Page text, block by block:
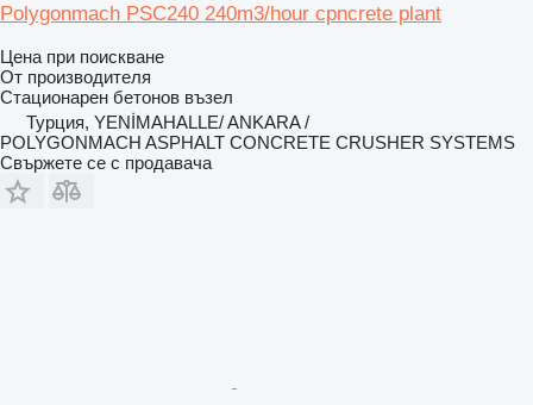
Polygonmach PSC240 240m3/hour cpncrete plant
Цена при поискване
От производителя
Стационарен бетонов възел
Турция, YENİMAHALLE/ ANKARA /
POLYGONMACH ASPHALT CONCRETE CRUSHER SYSTEMS
Свържете се с продавача